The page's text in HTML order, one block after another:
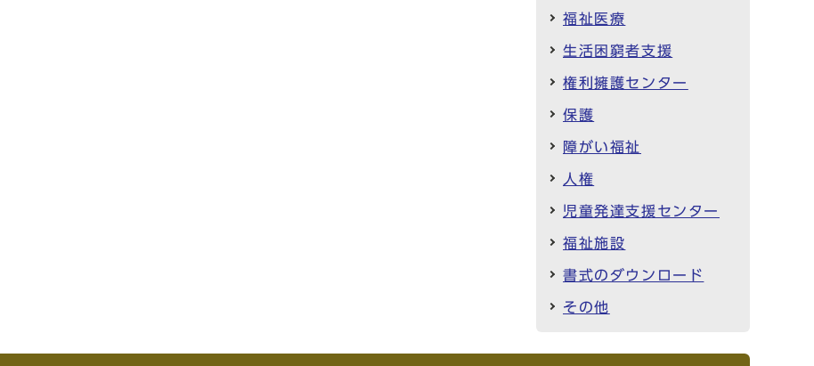
福祉医療
生活困窮者支援
権利擁護センター
保護
障がい福祉
人権
児童発達支援センター
福祉施設
書式のダウンロード
その他